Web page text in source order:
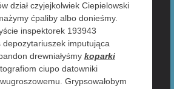
dział czyjejkolwiek Ciepielowski
ćpaliby albo donieśmy.
inspektorek 193943
depozytariuszek imputująca
drewniałyśmy koparki
ciupo datowniki
Grypsowałobym